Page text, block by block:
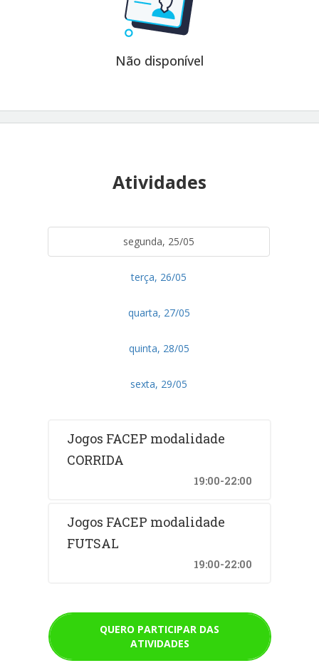
Não disponível
Atividades
segunda, 25/05
terça, 26/05
quarta, 27/05
quinta, 28/05
sexta, 29/05
Jogos FACEP modalidade
CORRIDA
19:00-22:00
Jogos FACEP modalidade
FUTSAL
19:00-22:00
QUERO PARTICIPAR DAS
ATIVIDADES